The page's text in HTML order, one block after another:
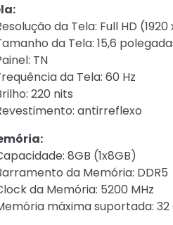
da Tela: Full HD (1920
da Tela: 15,6
TN
da Tela: 60 Hz
220 nits
antirreflexo
8GB (1x8GB)
da Memória: DDR5
da Memória: 5200 MHz
máxima suportada: 32